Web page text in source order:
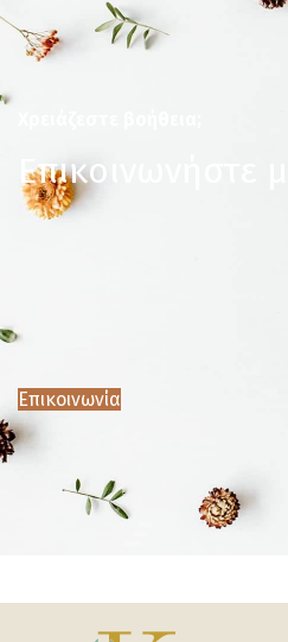
Επικοινωνήστε
Επικοινωνία